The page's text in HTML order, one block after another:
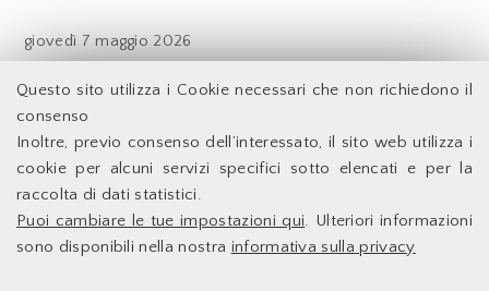
Questo sito utilizza i Cookie necessari che non richiedono il
consenso
Inoltre, previo consenso dell’interessato, il sito web utilizza i
cookie per alcuni servizi specifici sotto elencati e per la
raccolta di dati statistici.
Puoi cambiare le tue impostazioni qui. Ulteriori informazioni
sono disponibili nella nostra informativa sulla privacy
giovedì 7 maggio 2026
Indietro
Facoltà di Economia - Università degli Studi di Roma
Accessibilità
Facoltà di Economia